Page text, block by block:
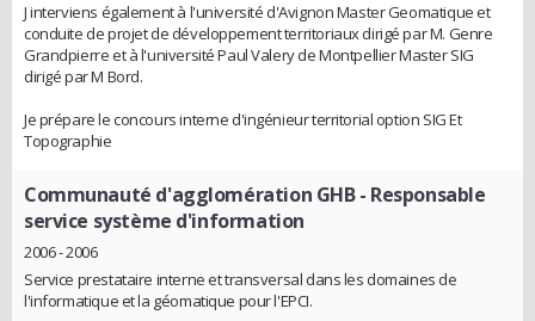
J interviens également à l'université d'Avignon Master Geomatique et
conduite de projet de développement territoriaux dirigé par M. Genre
Grandpierre et à l'université Paul Valery de Montpellier Master SIG
dirigé par M Bord.
Je prépare le concours interne d'ingénieur territorial option SIG Et
Topographie
Communauté d'agglomération GHB- Responsable
service système d'information
2006 - 2006
Service prestataire interne et transversal dans les domaines de
l'informatique et la géomatique pour l'EPCI.